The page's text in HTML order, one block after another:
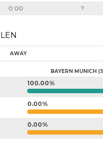
0.00 ?
AWAY
BAYERN MUNICH
100.00%
0.00%
0.00%